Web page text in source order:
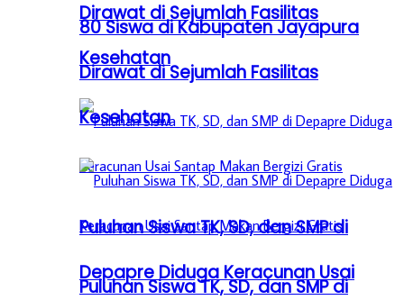
Dirawat di Sejumlah Fasilitas
Kesehatan
Puluhan Siswa TK, SD, dan SMP di
Depapre Diduga Keracunan Usai
80 Siswa di Kabupaten Jayapura
Dirawat di Sejumlah Fasilitas
Kesehatan
Puluhan Siswa TK, SD, dan SMP di